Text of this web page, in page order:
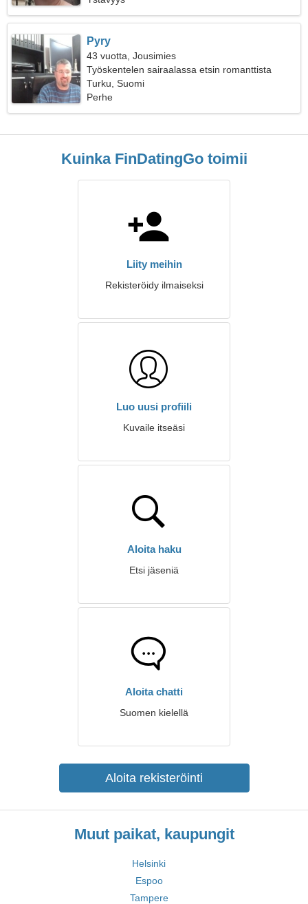
Pyry
43 vuotta, Jousimies
Työskentelen sairaalassa etsin romanttista
naista
Turku, Suomi
Perhe
Kuinka FinDatingGo toimii
Liity meihin
Rekisteröidy ilmaiseksi
Luo uusi profiili
Kuvaile itseäsi
Aloita haku
Etsi jäseniä
Aloita chatti
Suomen kielellä
Aloita rekisteröinti
Muut paikat, kaupungit
Helsinki
Espoo
Tampere